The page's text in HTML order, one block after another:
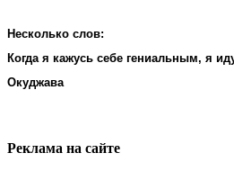
Несколько слов:
Когда я кажусь себе гениальным, я
Окуджава
Реклама на cайте